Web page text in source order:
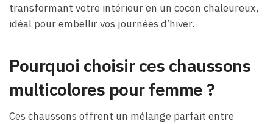
transformant votre intérieur en un cocon chaleureux,
idéal pour embellir vos journées d’hiver.
Pourquoi choisir ces chaussons
multicolores pour femme ?
Ces chaussons offrent un mélange parfait entre